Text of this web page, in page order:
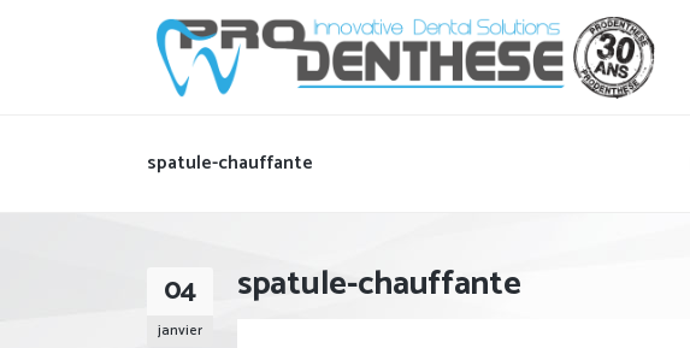
spatule-chauffante
04
janvier
spatule-chauffante